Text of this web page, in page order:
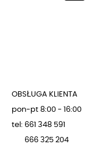
OBSŁUGA KLIENTA
pon-pt 8:00 - 16:00
tel: 661 348 591
666 325 204